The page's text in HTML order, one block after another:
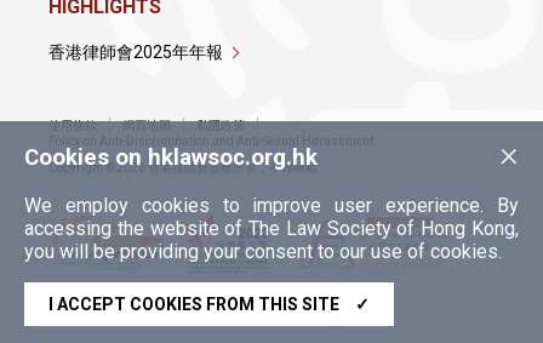
×
Cookies on hklawsoc.org.hk
We employ cookies to improve user experience. By
accessing the website of The Law Society of Hong Kong,
you will be providing your consent to our use of cookies.
I ACCEPT COOKIES FROM THIS SITE ✓
HIGHLIGHTS
香港律師會2025年年報
使用條款 網頁地圖
私隱政策
Policy on Anti-Discrimination and Anti-Sexual Harassment
Copyright © 2026 香港律師會版權所有，不得轉載